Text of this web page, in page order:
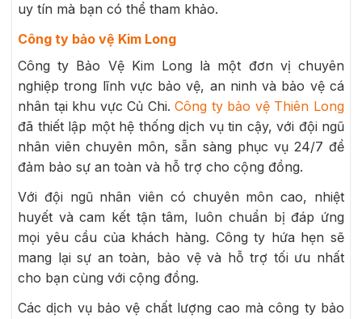
uy tín mà bạn có thể tham khảo.
Công ty bảo vệ Kim Long
Công ty Bảo Vệ Kim Long là một đơn vị chuyên
nghiệp trong lĩnh vực bảo vệ, an ninh và bảo vệ cá
nhân tại khu vực Củ Chi.Công ty bảo vệ Thiên Long
đã thiết lập một hệ thống dịch vụ tin cậy, với đội ngũ
nhân viên chuyên môn, sẵn sàng phục vụ 24/7 để
đảm bảo sự an toàn và hỗ trợ cho cộng đồng.
Với đội ngũ nhân viên có chuyên môn cao, nhiệt
huyết và cam kết tận tâm, luôn chuẩn bị đáp ứng
mọi yêu cầu của khách hàng. Công ty hứa hẹn sẽ
mang lại sự an toàn, bảo vệ và hỗ trợ tối ưu nhất
cho bạn cùng với cộng đồng.
Các dịch vụ bảo vệ chất lượng cao mà công ty bảo